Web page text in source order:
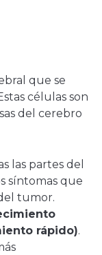
que se
células son
del cerebro
las partes del
síntomas que
tumor.
rápido).